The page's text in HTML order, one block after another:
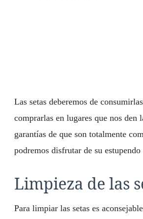
Las setas deberemos de
comprarlas en lugares que nos den
garantías de que son totalmente
podremos disfrutar de su estupendo
Limpieza de las
Para limpiar las setas es